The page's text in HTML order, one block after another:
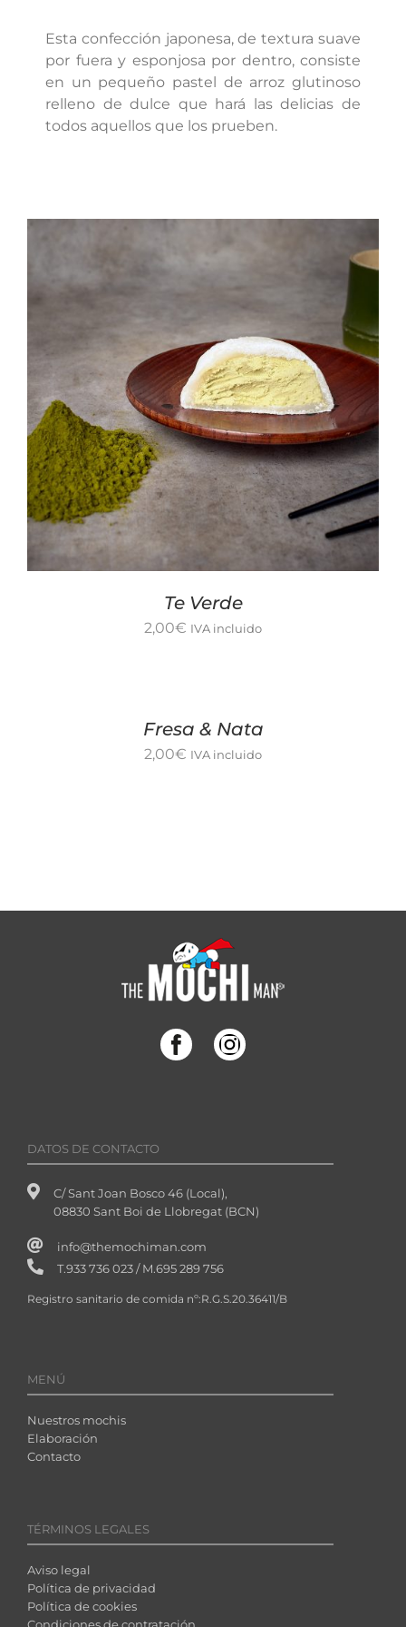
Esta confección japonesa, de textura suave
por fuera y esponjosa por dentro, consiste
en un pequeño pastel de arroz glutinoso
relleno de dulce que hará las delicias de
todos aquellos que los prueben.
Te Verde
2,00€ IVA incluido
Fresa & Nata
2,00€ IVA incluido
DATOS DE CONTACTO
C/ Sant Joan Bosco 46 (Local),
08830 Sant Boi de Llobregat (BCN)
info@themochiman.com
T.933 736 023 / M.695 289 756
Registro sanitario de comida nº:R.G.S.20.36411/B
MENÚ
Nuestros mochis
Elaboración
Contacto
TÉRMINOS LEGALES
Aviso legal
Política de privacidad
Política de cookies